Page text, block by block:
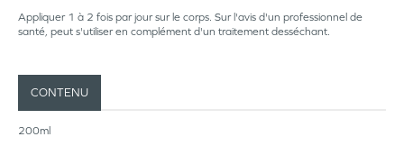
Appliquer 1 à 2 fois par jour sur le corps. Sur l'avis d'un professionnel de
santé, peut s'utiliser en complément d'un traitement desséchant.
CONTENU
200ml